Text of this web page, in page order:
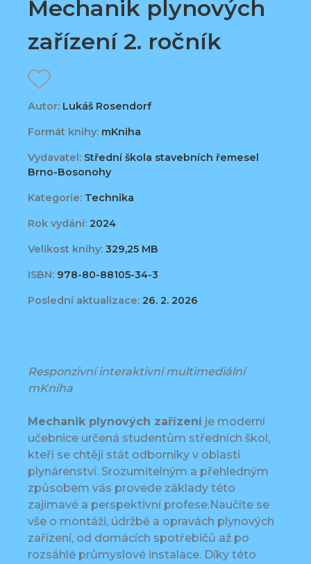
Mechanik plynových
zařízení 2. ročník
Autor: Lukáš Rosendorf
Formát knihy: mKniha
Vydavatel: Střední škola stavebních řemesel
Brno-Bosonohy
Kategorie: Technika
Rok vydání: 2024
Velikost knihy: 329,25 MB
ISBN: 978-80-88105-34-3
Poslední aktualizace: 26. 2. 2026
Responzivní interaktivní multimediální
mKniha
Mechanik plynových zařízení je moderní
učebnice určená studentům středních škol,
kteří se chtějí stát odborníky v oblasti
plynárenství. Srozumitelným a přehledným
způsobem vás provede základy této
zajímavé a perspektivní profese.Naučíte se
vše o montáži, údržbě a opravách plynových
zařízení, od domácích spotřebičů až po
rozsáhlé průmyslové instalace. Díky této